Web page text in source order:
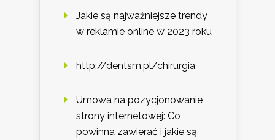
Jakie są najważniejsze trendy
w reklamie online w 2023 roku
http://dentsm.pl/chirurgia
Umowa na pozycjonowanie
strony internetowej: Co
powinna zawierać i jakie są